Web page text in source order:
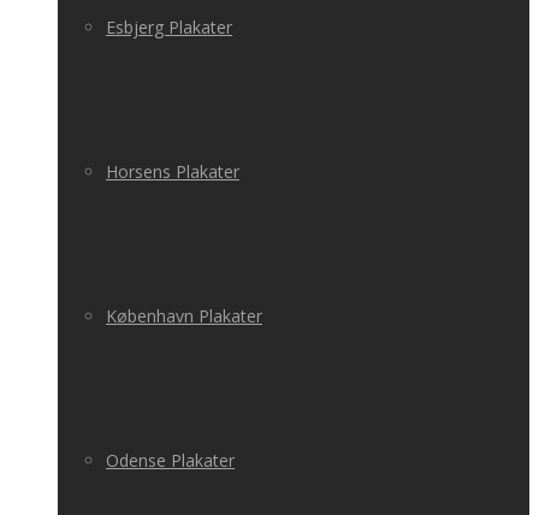
Esbjerg Plakater
Horsens Plakater
København Plakater
Odense Plakater